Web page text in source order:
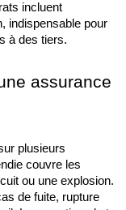
incluent
indispensable pour
à des tiers.
assurance
plusieurs
couvre les
ou une explosion.
de fuite, rupture